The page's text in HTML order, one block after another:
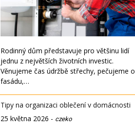
Rodinný dům představuje pro většinu lidí
jednu z největších životních investic.
Věnujeme čas údržbě střechy, pečujeme o
fasádu,…
Tipy na organizaci oblečení v domácnosti
25 května 2026 - czeko